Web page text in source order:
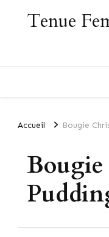
Tenue
Accueil Bougie
Bougie